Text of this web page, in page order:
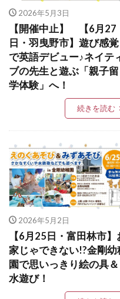
2026年5月3日
【開催中止】 【6月27
日・羽曳野市】遊び感覚
で英語デビュー♪ネイテ
ブの先生と遊ぶ「親子留
学体験」へ！
続きを読む
2026年5月2日
【6月25日・富田林市】
家じゃできない!?金剛幼
園で思いっきり絵の具＆
水遊び！